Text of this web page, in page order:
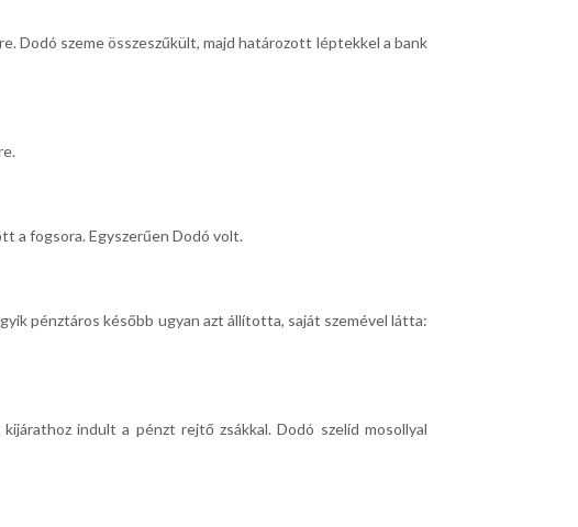
Dodó szeme összeszűkült, majd határozott léptekkel a bank
a fogsora. Egyszerűen Dodó volt.
pénztáros később ugyan azt állította, saját szemével látta:
indult a pénzt rejtő zsákkal. Dodó szelíd mosollyal